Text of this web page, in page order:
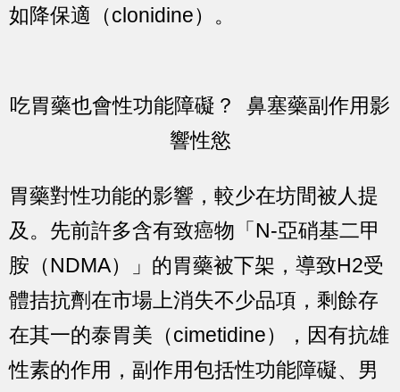
如降保適（clonidine）。
吃胃藥也會性功能障礙？ 鼻塞藥副作用影
響性慾
胃藥對性功能的影響，較少在坊間被人提
及。先前許多含有致癌物「N-亞硝基二甲
胺（NDMA）」的胃藥被下架，導致H2受
體拮抗劑在市場上消失不少品項，剩餘存
在其一的泰胃美（cimetidine），因有抗雄
性素的作用，副作用包括性功能障礙、男